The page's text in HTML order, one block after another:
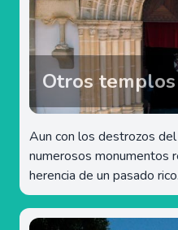
Otros
Aun con los destrozos
numerosos monumentos
herencia de un pasado rico.